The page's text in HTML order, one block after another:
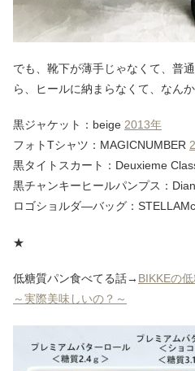
でも、靴下が薄手じゃなくて、普
ら、ヒールに納まらなくて、なん
黒ジャケット：beige 2013年
フォトTシャツ：MAGICNUMBER
黒タイトスカート：Deuxieme
黒チャンキーヒールパンプス：
ロゴショルダ―バッグ：
★
低糖質パン食べてる話→ BIKKEの
～実際美味しいの？～